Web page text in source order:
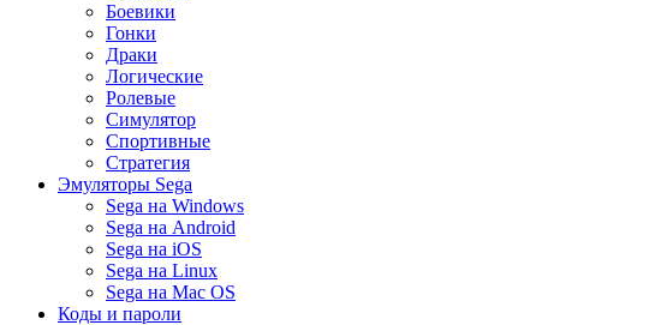
Боевики
Гонки
Драки
Логические
Ролевые
Симулятор
Спортивные
Стратегия
Эмуляторы Sega
Sega на Windows
Sega на Android
Sega на iOS
Sega на Linux
Sega на Mac OS
Коды и пароли